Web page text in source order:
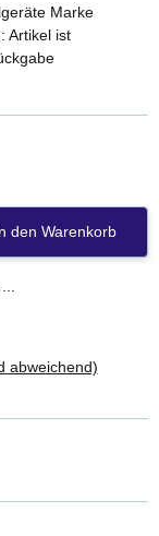
Marke
Artikel ist
den Warenkorb
abweichend)